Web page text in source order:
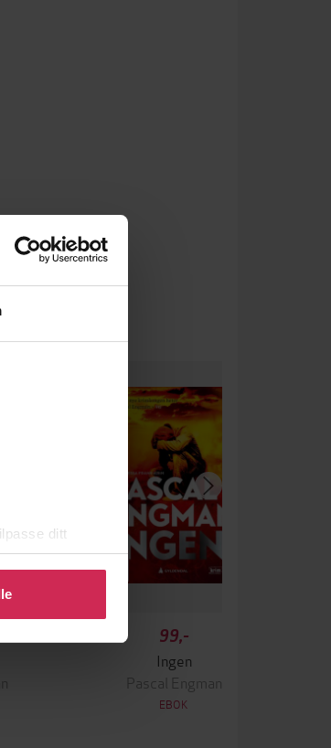
ditt
samtykke.
99,-
Ingen
Pascal Engman
EBOK